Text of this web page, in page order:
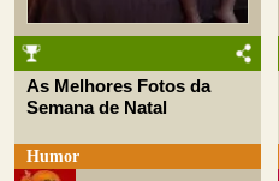
As Melhores Fotos da
Semana de Natal
Humor